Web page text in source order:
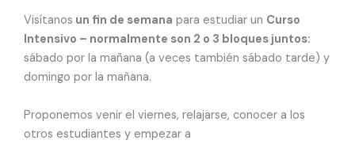
Visítanos un fin de semana para estudiar un Curso
Intensivo – normalmente son 2 o 3 bloques juntos:
sábado por la mañana (a veces también sábado tarde) y
domingo por la mañana.
Proponemos venir el viernes, relajarse, conocer a los
otros estudiantes y empezar a